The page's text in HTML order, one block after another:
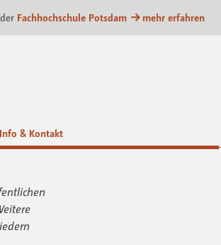
Fachhochschule Potsdam mehr erfahren
Info & Kontakt